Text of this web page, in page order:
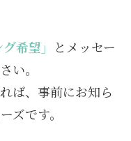
希望」
とメッセー
い。
ば、事前にお知ら
ズです。